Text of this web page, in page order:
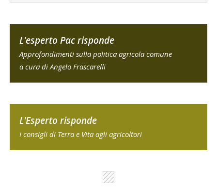
L'esperto Pac risponde
Approfondimenti sulla politica agricola comune
a cura di Angelo Frascarelli
L'Esperto risponde
I consigli di Terra e Vita agli agricoltori